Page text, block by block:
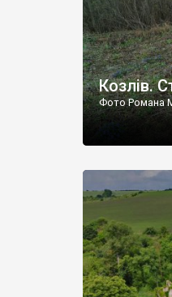
Козлів.
Фото Романа